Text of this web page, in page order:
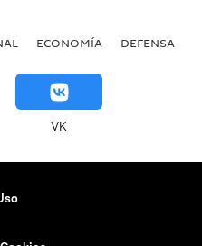
ECONOMÍA DEFENSA
VK